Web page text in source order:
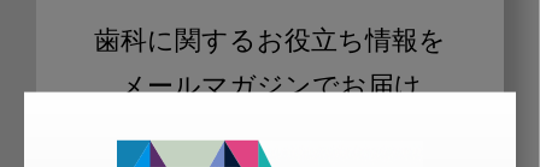
歯科に関するお役立ち情報を
メールマガジンでお届け